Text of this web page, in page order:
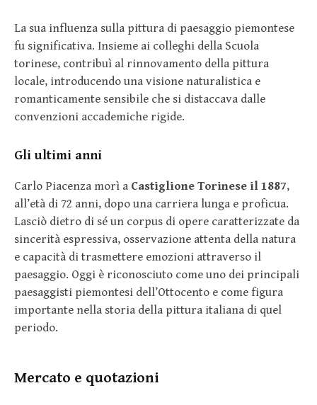
La sua influenza sulla pittura di paesaggio piemontese
fu significativa. Insieme ai colleghi della Scuola
torinese, contribuì al rinnovamento della pittura
locale, introducendo una visione naturalistica e
romanticamente sensibile che si distaccava dalle
convenzioni accademiche rigide.
Gli ultimi anni
Carlo Piacenza morì a Castiglione Torinese il 1887,
all’età di 72 anni, dopo una carriera lunga e proficua.
Lasciò dietro di sé un corpus di opere caratterizzate da
sincerità espressiva, osservazione attenta della natura
e capacità di trasmettere emozioni attraverso il
paesaggio. Oggi è riconosciuto come uno dei principali
paesaggisti piemontesi dell’Ottocento e come figura
importante nella storia della pittura italiana di quel
periodo.
Mercato e quotazioni